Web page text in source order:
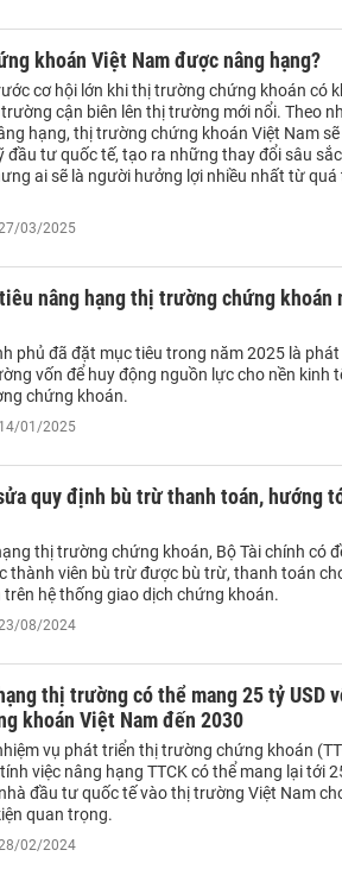
khoán Việt Nam được nâng hạng?
cơ hội lớn khi thị trường chứng khoán có
cận biên lên thị trường mới nổi. Theo
hạng, thị trường chứng khoán Việt Nam
đầu tư quốc tế, tạo ra những thay đổi sâu
ai sẽ là người hưởng lợi nhiều nhất từ quá
03/2025
nâng hạng thị trường chứng khoán
phủ đã đặt mục tiêu trong năm 2025 là
vốn để huy động nguồn lực cho nền kinh
chứng khoán.
01/2025
quy định bù trừ thanh toán, hướng
thị trường chứng khoán, Bộ Tài chính có
thành viên bù trừ được bù trừ, thanh toán
hệ thống giao dịch chứng khoán.
08/2024
thị trường có thể mang 25 tỷ USD
khoán Việt Nam đến 2030
vụ phát triển thị trường chứng khoán
việc nâng hạng TTCK có thể mang lại tới
đầu tư quốc tế vào thị trường Việt Nam
quan trọng.
02/2024